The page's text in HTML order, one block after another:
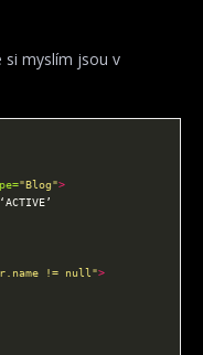
si myslím jsou v
"Blog">
!= null">